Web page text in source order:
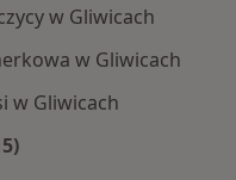
w Gliwicach
w Gliwicach
w Gliwicach